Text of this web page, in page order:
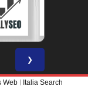
❯
Web | Italia Search